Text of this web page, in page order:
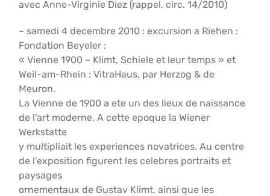
avec Anne-Virginie Diez (rappel, circ. 14/2010)
– samedi 4 decembre 2010 : excursion a Riehen :
Fondation Beyeler :
« Vienne 1900 – Klimt, Schiele et leur temps » et
Weil-am-Rhein : VitraHaus, par Herzog & de
Meuron.
La Vienne de 1900 a ete un des lieux de naissance
de l’art moderne. A cette epoque la Wiener
Werkstatte
y multipliait les experiences novatrices. Au centre
de l’exposition figurent les celebres portraits et
paysages
ornementaux de Gustav Klimt, ainsi que les